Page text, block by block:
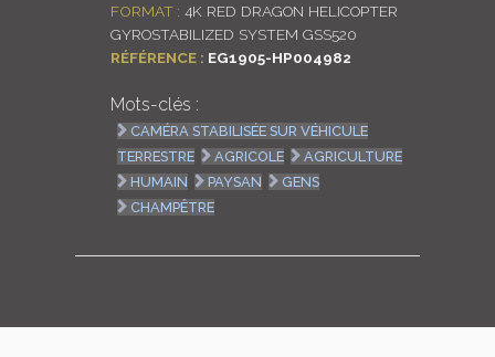
FORMAT : 4K RED DRAGON HELICOPTER
GYROSTABILIZED SYSTEM GSS520
RÉFÉRENCE : EG1905-HP004982
Mots-clés :
CAMÉRA STABILISÉE SUR VÉHICULE
TERRESTRE
AGRICOLE
AGRICULTURE
HUMAIN
PAYSAN
GENS
CHAMPÊTRE